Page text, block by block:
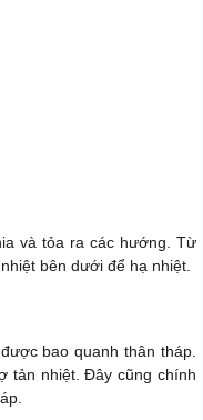
và tỏa ra các hướng. Từ
bên dưới để hạ nhiệt.
bao quanh thân tháp.
tản nhiệt. Đây cũng chính